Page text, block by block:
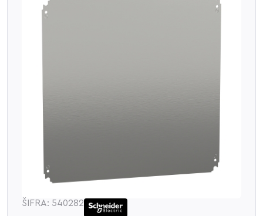
ŠIFRA: 540282